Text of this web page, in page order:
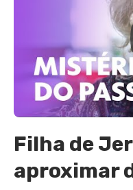
Filha de
aproximar